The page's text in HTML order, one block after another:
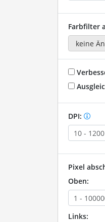
Farbfilter
DPI:
Pixel
Oben:
Links: